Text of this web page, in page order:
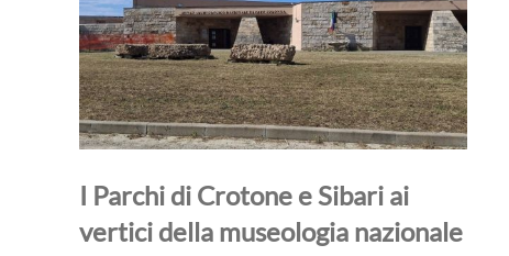
I Parchi di Crotone e Sibari ai
vertici della museologia nazionale